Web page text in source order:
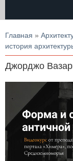
Вы здесь
Главная »
история
Джорджо